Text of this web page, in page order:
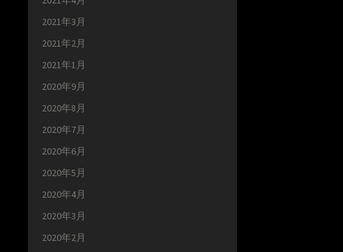
2021年3月
2021年2月
2021年1月
2020年9月
2020年8月
2020年7月
2020年6月
2020年5月
2020年4月
2020年3月
2020年2月